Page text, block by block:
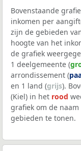
Bovenstaande
inkomen per
zijn de gebieden
hoogte van het
de grafiek
1 deelgemeente (
arrondissement (
en 1 land (grijs).
(Kiel) in het rood
grafiek om de
gebieden te tonen.